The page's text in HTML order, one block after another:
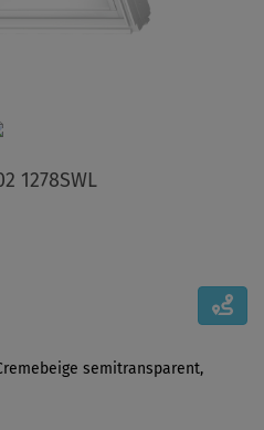
1278SWL
semitransparent,